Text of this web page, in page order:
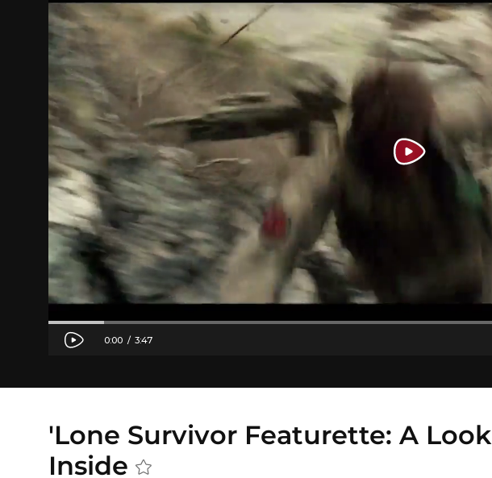
'Lone Survivor Featurette: A Look
Inside